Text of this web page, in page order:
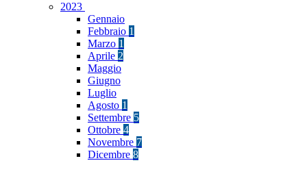
2023
Gennaio
Febbraio 1
Marzo 1
Aprile 2
Maggio
Giugno
Luglio
Agosto 1
Settembre 5
Ottobre 4
Novembre 7
Dicembre 8